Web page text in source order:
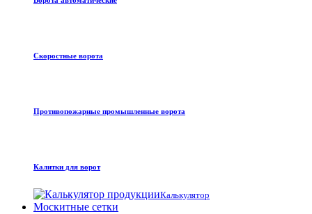
Скоростные ворота
Противопожарные промышленные ворота
Калитки для ворот
Калькулятор
Москитные сетки